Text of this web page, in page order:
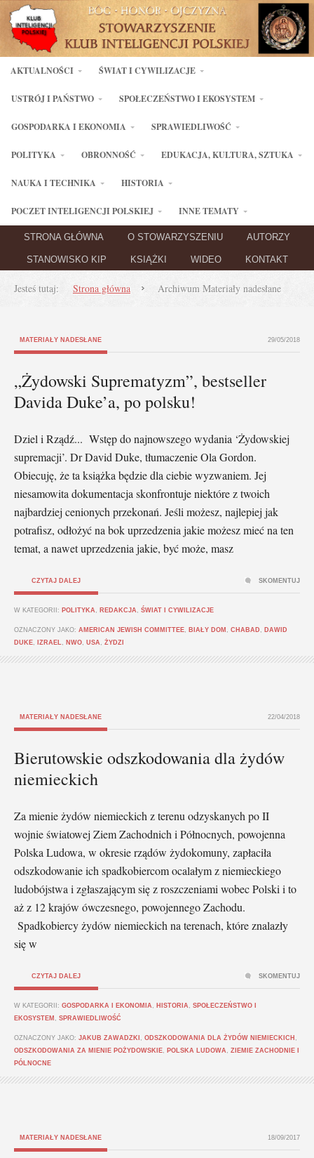
AKTUALNOŚCI ŚWIAT I CYWILIZACJE
USTRÓJ I PAŃSTWO SPOŁECZEŃSTWO I EKOSYSTEM
GOSPODARKA I EKONOMIA SPRAWIEDLIWOŚĆ
POLITYKA OBRONNOŚĆ EDUKACJA, KULTURA, SZTUKA
NAUKA I TECHNIKA HISTORIA
POCZET INTELIGENCJI POLSKIEJ INNE TEMATY
STRONA GŁÓWNA O STOWARZYSZENIU AUTORZY
STANOWISKO KIP KSIĄŻKI WIDEO KONTAKT
Jesteś tutaj: Strona główna Archiwum Materiały nadesłane
MATERIAŁY NADESŁANE 29/05/2018
„Żydowski Suprematyzm”, bestseller
Davida Duke’a, po polsku!
Dziel i Rządź... Wstęp do najnowszego wydania ‘Żydowskiej
supremacji’. Dr David Duke, tłumaczenie Ola Gordon.
Obiecuję, że ta książka będzie dla ciebie wyzwaniem. Jej
niesamowita dokumentacja skonfrontuje niektóre z twoich
najbardziej cenionych przekonań. Jeśli możesz, najlepiej jak
potrafisz, odłożyć na bok uprzedzenia jakie możesz mieć na ten
temat, a nawet uprzedzenia jakie, być może, masz
CZYTAJ DALEJ
W KATEGORII: POLITYKA REDAKCJA ŚWIAT I CYWILIZACJE
OZNACZONY JAKO: AMERICAN JEWISH COMMITTEE BIAŁY DOM CHABAD
DAWID
DUKE
IZRAEL NWO USA ŻYDZI
SKOMENTUJ
MATERIAŁY NADESŁANE 22/04/2018
Bierutowskie odszkodowania dla żydów
niemieckich
Za mienie żydów niemieckich z terenu odzyskanych po II
wojnie światowej Ziem Zachodnich i Północnych, powojenna
Polska Ludowa, w okresie rządów żydokomuny, zapłaciła
odszkodowanie ich spadkobiercom ocalałym z niemieckiego
ludobójstwa i zgłaszającym się z roszczeniami wobec Polski i to
aż z 12 krajów ówczesnego, powojennego Zachodu.
Spadkobiercy żydów niemieckich na terenach, które znalazły
się w
CZYTAJ DALEJ
W KATEGORII: GOSPODARKA I EKONOMIA HISTORIA
SPOŁECZEŃSTWO I
EKOSYSTEM
SPRAWIEDLIWOŚĆ
OZNACZONY JAKO: JAKUB ZAWADZKI ODSZKODOWANIA DLA ŻYDÓW NIEMIECKICH
ODSZKODOWANIA ZA MIENIE POŻYDOWSKIE
POLSKA LUDOWA
ZIEMIE ZACHODNIE I
PÓLNOCNE
SKOMENTUJ
MATERIAŁY NADESŁANE 18/09/2017